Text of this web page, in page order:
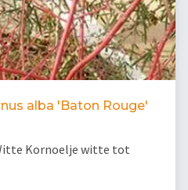
alba 'Baton Rouge'
Kornoelje witte tot